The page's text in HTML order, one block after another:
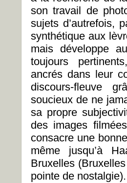
son travail de
sujets d’autrefois,
synthétique aux
mais développe
toujours
ancrés dans leur
discours-fleuve
soucieux de ne
sa propre
des images
consacre une
même jusqu’à
Bruxelles
pointe de nostalgie).